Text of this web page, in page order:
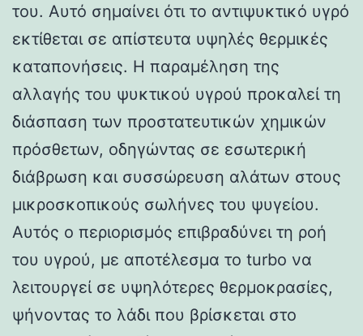
του. Αυτό σημαίνει ότι το αντιψυκτικό υγρό
εκτίθεται σε απίστευτα υψηλές θερμικές
καταπονήσεις. Η παραμέληση της
αλλαγής του ψυκτικού υγρού προκαλεί τη
διάσπαση των προστατευτικών χημικών
πρόσθετων, οδηγώντας σε εσωτερική
διάβρωση και συσσώρευση αλάτων στους
μικροσκοπικούς σωλήνες του ψυγείου.
Αυτός ο περιορισμός επιβραδύνει τη ροή
του υγρού, με αποτέλεσμα το turbo να
λειτουργεί σε υψηλότερες θερμοκρασίες,
ψήνοντας το λάδι που βρίσκεται στο